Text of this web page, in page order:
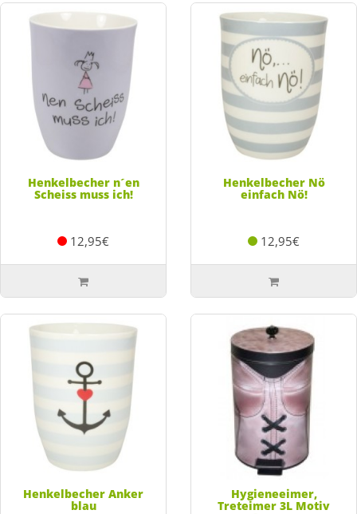
Henkelbecher n´en
Scheiss muss ich!
12,95€
Henkelbecher Nö
einfach Nö!
12,95€
Henkelbecher Anker
blau
Hygieneeimer,
Treteimer 3L Motiv